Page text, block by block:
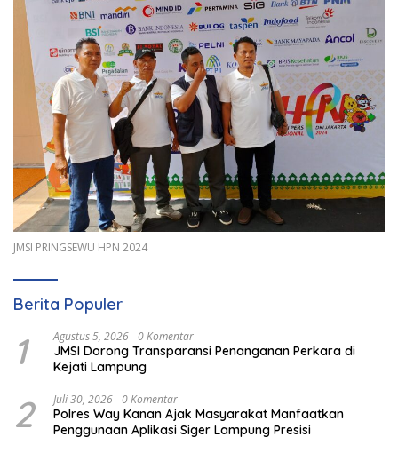
JMSI PRINGSEWU HPN 2024
Berita Populer
1 Agustus 5, 2026 0 Komentar
JMSI Dorong Transparansi Penanganan Perkara di
Kejati Lampung
2 Juli 30, 2026 0 Komentar
Polres Way Kanan Ajak Masyarakat Manfaatkan
Penggunaan Aplikasi Siger Lampung Presisi